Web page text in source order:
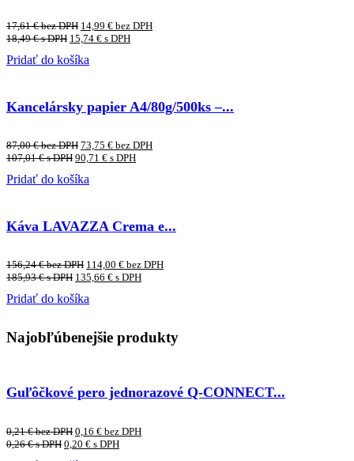
17,61€bez DPH 14,99 € bez DPH
18,49€s DPH 15,74 € s DPH
Pridať do košíka
Kancelársky papier A4/80g/500ks –...
87,00€bez DPH 73,75 € bez DPH
107,01€s DPH 90,71 € s DPH
Pridať do košíka
Káva LAVAZZA Crema e...
156,24€bez DPH 114,00 € bez DPH
185,93€s DPH 135,66 € s DPH
Pridať do košíka
Najobľúbenejšie produkty
Guľôčkové pero jednorazové Q-CONNECT...
0,21€bez DPH 0,16 € bez DPH
0,26€s DPH 0,20 € s DPH